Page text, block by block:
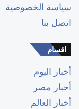
سياسة الخصوصية
اتصل بنا
اقسام
أخبار اليوم
أخبار مصر
أخبار العالم